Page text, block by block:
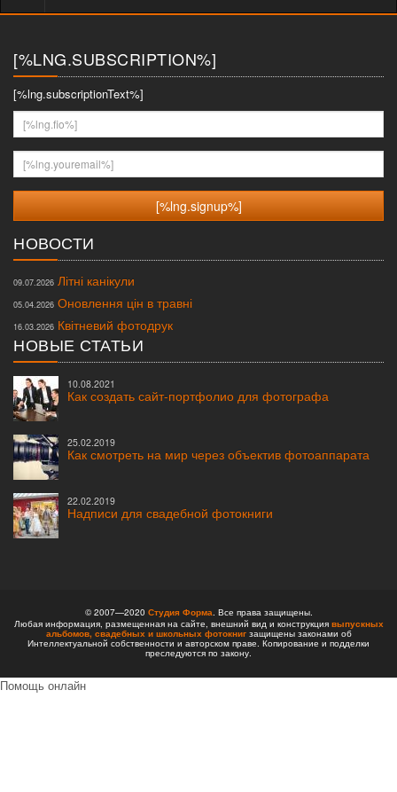
[%LNG.SUBSCRIPTION%]
[%lng.subscriptionText%]
[%lng.fio%]
[%lng.youremail%]
НОВОСТИ
09.07.2026 Літні канікули
05.04.2026 Оновлення цін в травні
16.03.2026 Квітневий фотодрук
НОВЫЕ СТАТЬИ
10.08.2021
Как создать сайт-портфолио для фотографа
25.02.2019
Как смотреть на мир через объектив фотоаппарата
22.02.2019
Надписи для свадебной фотокниги
© 2007—2020 Студия Форма . Все права защищены.
Любая информация, размещенная на сайте, внешний вид и конструкция выпускных
альбомов, свадебных и школьных фотокнигзащищены законами об
Интеллектуальной собственности и авторском праве. Копирование и подделки
преследуются по закону.
Помощь онлайн